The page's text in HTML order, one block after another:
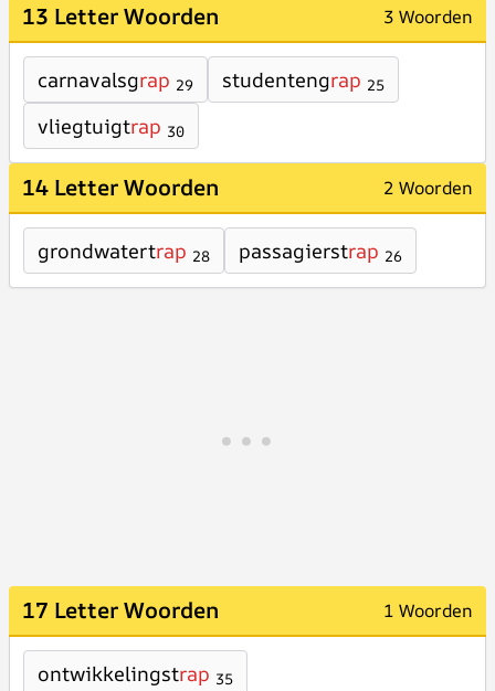
13 Letter Woorden 3 Woorden
carnavalsgrap 29 studentengrap 25
vliegtuigtrap 30
14 Letter Woorden 2 Woorden
grondwatertrap 28 passagierstrap 26
17 Letter Woorden 1 Woorden
ontwikkelingstrap 35